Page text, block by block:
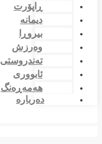
ڕاپۆرت
دیمانە
بیروڕا
وەرزش
تەندروستی
ئابووری
هەمەڕەنگ
دەربارە